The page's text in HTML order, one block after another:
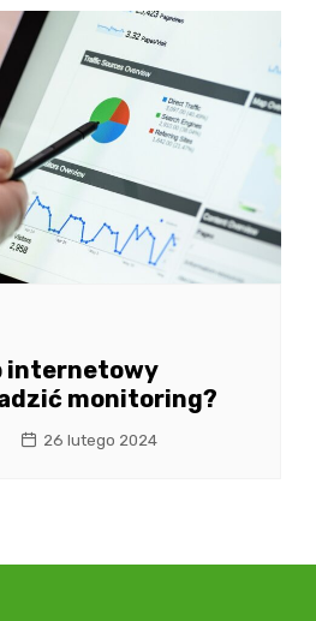
internetowy
monitoring?
26 lutego 2024